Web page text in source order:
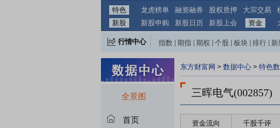
特色 龙虎榜单 融资融券 股权质押 大宗交易
新股
新股申购 新股日历 新股上会 资金
行情中心 指数 期指 期权 个股 板块 排行 新
全景图
首页
东方财富网 > 数据中心 > 特色
三晖电气(002857)
资金流向 千股千评